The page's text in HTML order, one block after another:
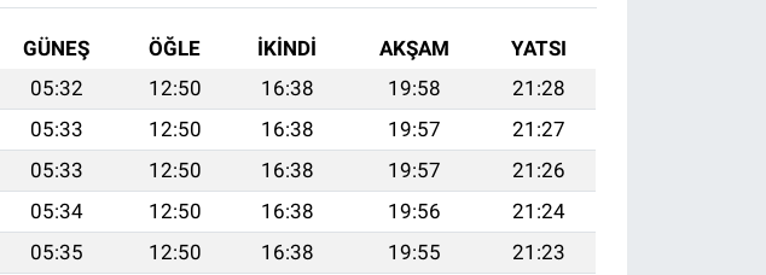
GÜNEŞ ÖĞLE İKINDI AKŞAM
YATSI
05:32 12:50 16:38 19:58
21:28
05:33 12:50 16:38 19:57
21:27
05:33 12:50 16:38 19:57
21:26
05:34 12:50 16:38 19:56
21:24
05:35 12:50 16:38 19:55
21:23